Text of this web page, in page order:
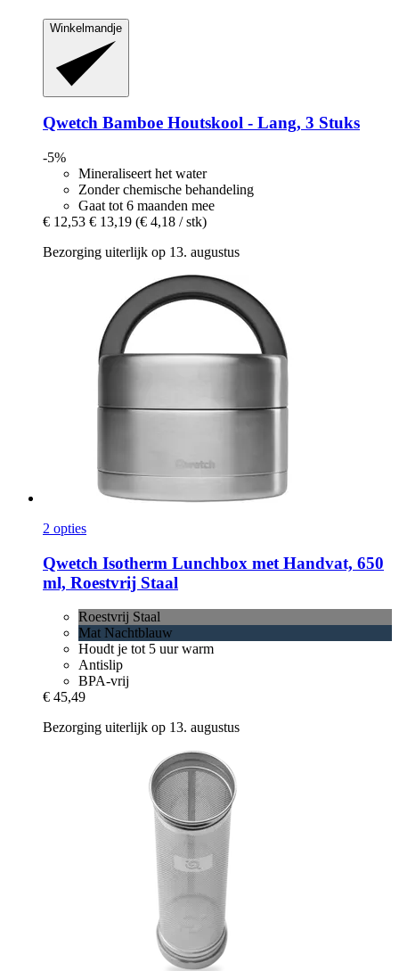
Winkelmandje
Qwetch Bamboe Houtskool -​ Lang, 3 Stuks
-5%
Mineraliseert het water
Zonder chemische behandeling
Gaat tot 6 maanden mee
€ 12,53 € 13,19 (€ 4,18 / stk)
Bezorging uiterlijk op 13. augustus
2 opties
Qwetch Isotherm Lunchbox met Handvat, 650
ml, Roestvrij Staal
Roestvrij Staal
Mat Nachtblauw
Houdt je tot 5 uur warm
Antislip
BPA-vrij
€ 45,49
Bezorging uiterlijk op 13. augustus